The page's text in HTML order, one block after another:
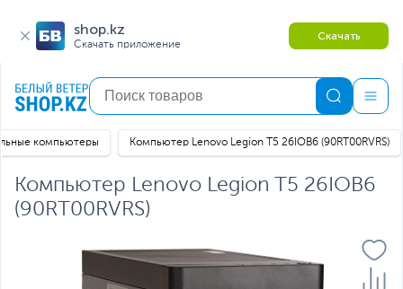
shop.kz
Скачать приложение
Скачать
компьютеры Компьютер Lenovo Legion T5 26IOB6 (90RT00RVRS)
Компьютер Lenovo Legion T5 26IOB6
(90RT00RVRS)